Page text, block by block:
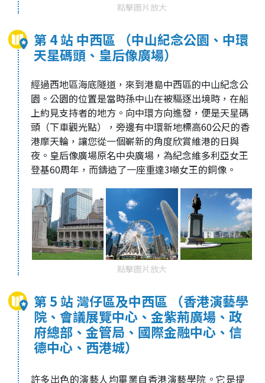
點擊圖片放大
第 4 站 中西區 （中山紀念公園、中環
天星碼頭、皇后像廣場）
經過西地區海底隧道，來到港島中西區的中山紀念公
園。公園的位置是當時孫中山在被驅逐出境時，在船
上約見支持者的地方。向中環方向進發，便是天星碼
頭（下車觀光點），旁邊有中環新地標高60公尺的香
港摩天輪，讓您從一個嶄新的角度欣賞維港的日與
夜。皇后像廣場原名中央廣場，為紀念維多利亞女王
登基60周年，而鑄造了一座重達3噸女王的銅像。
點擊圖片放大
第 5 站 灣仔區及中西區 （香港演藝學
院、會議展覽中心、金紫荊廣場、政
府總部、金管局、國際金融中心、信
德中心、西港城）
許多出色的演藝人均畢業自香港演藝學院。它是提